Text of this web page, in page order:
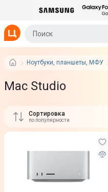
Ноутбуки, планшеты, МФУ
Mac Studio
Сортировка
по популярности